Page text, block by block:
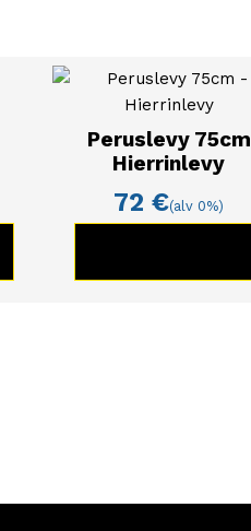
Peruslevy 75cm
Hierrinlevy
72€(alv 0%)